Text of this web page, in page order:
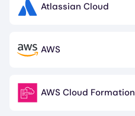
ImageAtlassian Cloud
Image
AWS
ImageAWS Cloud Formation